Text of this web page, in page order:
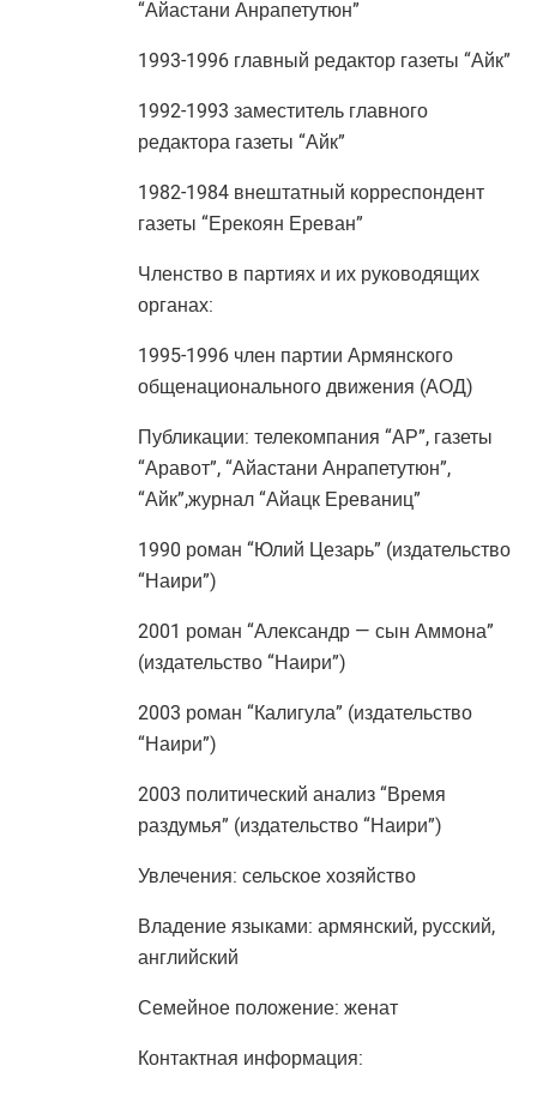
“Айастани Анрапетутюн”
1993-1996 главный редактор газеты “Айк”
1992-1993 заместитель главного
редактора газеты “Айк”
1982-1984 внештатный корреспондент
газеты “Ерекоян Ереван”
Членство в партиях и их руководящих
органах:
1995-1996 член партии Армянского
общенационального движения (АОД)
Публикации: телекомпания “АР”, газеты
“Аравот”, “Айастани Анрапетутюн”,
“Айк”,журнал “Айацк Ереваниц”
1990 роман “Юлий Цезарь” (издательство
“Наири”)
2001 роман “Александр — сын Аммона”
(издательство “Наири”)
2003 роман “Калигула” (издательство
“Наири”)
2003 политический анализ “Время
раздумья” (издательство “Наири”)
Увлечения: сельское хозяйство
Владение языками: армянский, русский,
английский
Семейное положение: женат
Контактная информация: